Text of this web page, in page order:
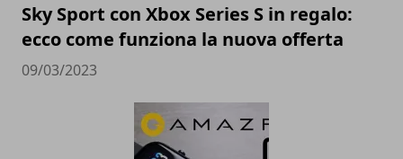
Sky Sport con Xbox Series S in regalo:
ecco come funziona la nuova offerta
09/03/2023